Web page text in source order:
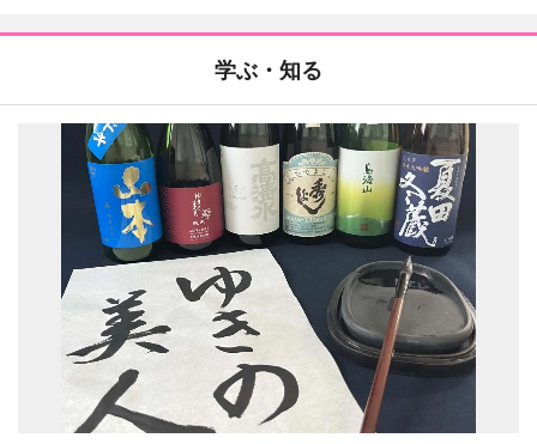
学ぶ・知る